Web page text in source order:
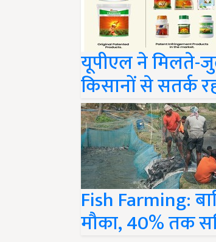
यूपीएल ने मिलते-
किसानों से सतर्क
Fish Farming:
मौका, 40% तक